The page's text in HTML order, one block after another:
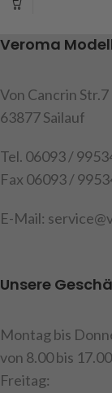
Veroma
Von Cancrin Str.7
63877 Sailauf
Tel. 06093 /
Fax 06093 /
E-Mail:
Unsere
Montag bis
von 8.00 bis
Freitag: